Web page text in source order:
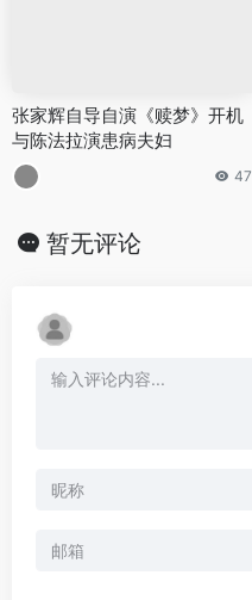
张家辉自导自演《赎梦》开机
与陈法拉演患病夫妇
47
暂无评论